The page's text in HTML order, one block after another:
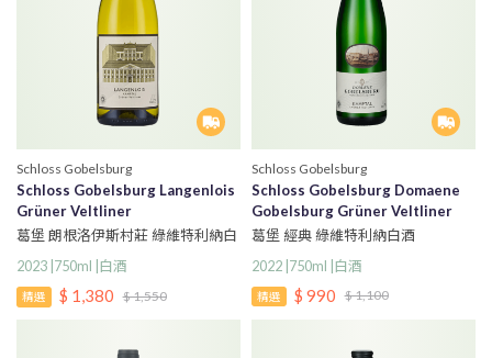
Schloss Gobelsburg
Schloss Gobelsburg Langenlois
Grüner Veltliner
葛堡 朗根洛伊斯村莊 綠維特利納白
2023 |750ml |白酒
精選 $ 1,380 $ 1,550
Schloss Gobelsburg
Schloss Gobelsburg Domaene
Gobelsburg Grüner Veltliner
葛堡 經典 綠維特利納白酒
2022 |750ml |白酒
精選 $ 990 $ 1,100